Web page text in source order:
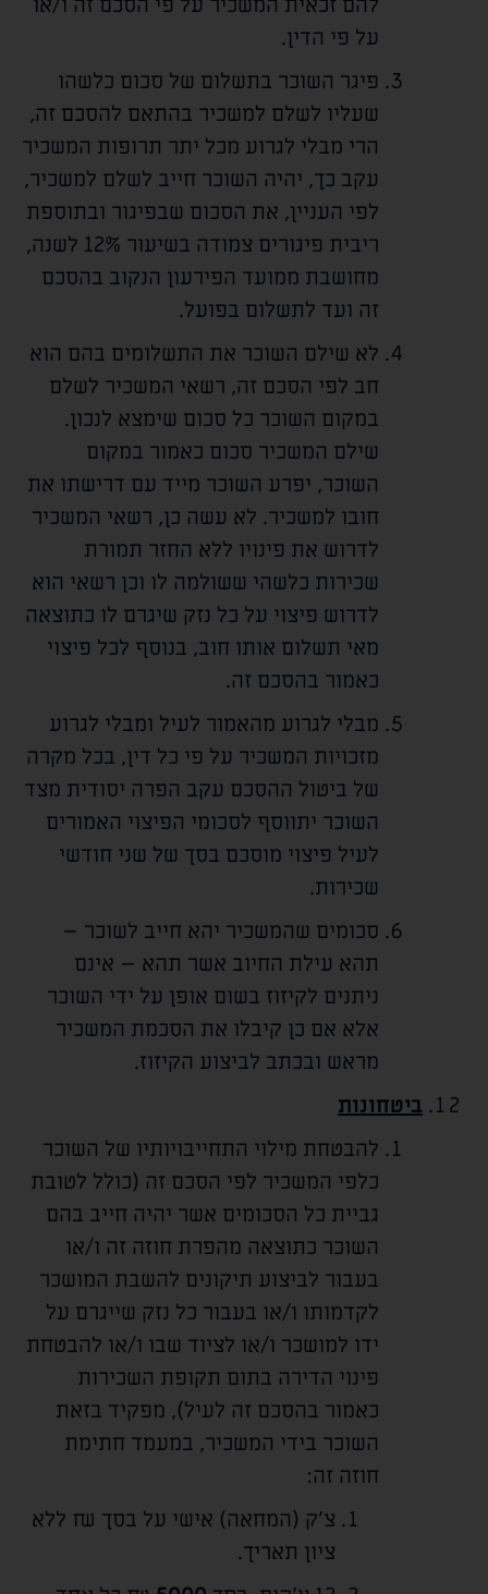
על פי הדין.
פיגר השוכר בתשלום של סכום כלשהו
שעליו לשלם למשכיר בהתאם להסכם זה,
הרי מבלי לגרוע מכל יתר תרופות המשכיר
עקב כך, יהיה השוכר חייב לשלם למשכיר,
לפי העניין, את הסכום שבפיגור ובתוספת
ריבית פיגורים צמודה בשיעור 12% לשנה,
מחושבת ממועד הפירעון הנקוב בהסכם
זה ועד לתשלום בפועל.
לא שילם השוכר את התשלומים בהם הוא
חב לפי הסכם זה, רשאי המשכיר לשלם
במקום השוכר כל סכום שימצא לנכון.
שילם המשכיר סכום כאמור במקום
השוכר, יפרע השוכר מייד עם דרישתו את
חובו למשכיר. לא עשה כן, רשאי המשכיר
לדרוש את פינויו ללא החזר תמורת
שכירות כלשהי ששולמה לו וכן רשאי הוא
לדרוש פיצוי על כל נזק שיגרם לו כתוצאה
מאי תשלום אותו חוב, בנוסף לכל פיצוי
כאמור בהסכם זה.
מבלי לגרוע מהאמור לעיל ומבלי לגרוע
מזכויות המשכיר על פי כל דין, בכל מקרה
של ביטול ההסכם עקב הפרה יסודית מצד
השוכר יתווסף לסכומי הפיצוי האמורים
לעיל פיצוי מוסכם בסך של שני חודשי
שכירות.
סכומים שהמשכיר יהא חייב לשוכר –
תהא עילת החיוב אשר תהא – אינם
ניתנים לקיזוז בשום אופן על ידי השוכר
אלא אם כן קיבלו את הסכמת המשכיר
מראש ובכתב לביצוע הקיזוז.
ביטחונות
להבטחת מילוי התחייבויותיו של השוכר
כלפי המשכיר לפי הסכם זה (כולל לטובת
גביית כל הסכומים אשר יהיה חייב בהם
השוכר כתוצאה מהפרת חוזה זה ו/או
בעבור לביצוע תיקונים להשבת המושכר
לקדמותו ו/או בעבור כל נזק שייגרם על
ידו למושכר ו/או לציוד שבו ו/או להבטחת
פינוי הדירה בתום תקופת השכירות
כאמור בהסכם זה לעיל), מפקיד בזאת
השוכר בידי המשכיר, במעמד חתימת
חוזה זה:
צ'ק (המחאה) אישי על בסך ₪ ללא
ציון תאריך.